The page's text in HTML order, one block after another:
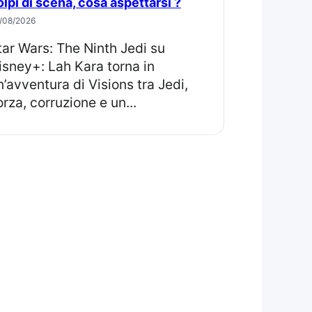
2026
Lah Kara torna in
di Visions tra Jedi,
corruzione e un...